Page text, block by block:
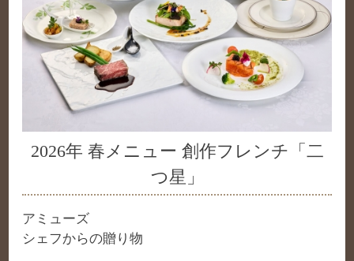
2026年 春メニュー 創作フレンチ「二
つ星」
アミューズ
シェフからの贈り物